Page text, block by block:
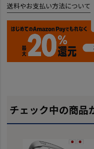
送料やお支払い方法について
チェック中の商品